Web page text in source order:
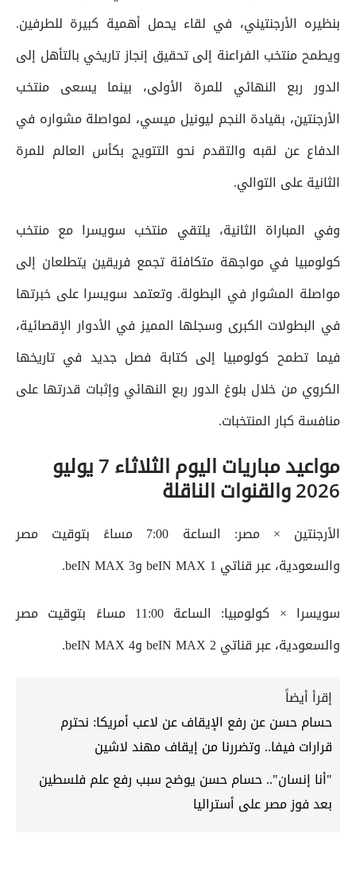
بنظيره الأرجنتيني، في لقاء يحمل أهمية كبيرة للطرفين.
ويطمح منتخب الفراعنة إلى تحقيق إنجاز تاريخي بالتأهل إلى
الدور ربع النهائي للمرة الأولى، بينما يسعى منتخب
الأرجنتين، بقيادة النجم ليونيل ميسي، لمواصلة مشواره في
الدفاع عن لقبه والتقدم نحو التتويج بكأس العالم للمرة
الثانية على التوالي.
وفي المباراة الثانية، يلتقي منتخب سويسرا مع منتخب
كولومبيا في مواجهة متكافئة تجمع فريقين يتطلعان إلى
مواصلة المشوار في البطولة. وتعتمد سويسرا على خبرتها
في البطولات الكبرى وسجلها المميز في الأدوار الإقصائية،
فيما تطمح كولومبيا إلى كتابة فصل جديد في تاريخها
الكروي من خلال بلوغ الدور ربع النهائي وإثبات قدرتها على
منافسة كبار المنتخبات.
مواعيد مباريات اليوم الثلاثاء 7 يوليو
2026 والقنوات الناقلة
الأرجنتين × مصر: الساعة 7:00 مساءً بتوقيت مصر
والسعودية، عبر قناتي beIN MAX 1 وbeIN MAX 3.
سويسرا × كولومبيا: الساعة 11:00 مساءً بتوقيت مصر
والسعودية، عبر قناتي beIN MAX 2 وbeIN MAX 4.
إقرأ أيضاً
حسام حسن عن رفع الإيقاف عن لاعب أمريكا: نحترم
قرارات فيفا.. وتضررنا من إيقاف مهند لاشين
"أنا إنسان".. حسام حسن يوضح سبب رفع علم فلسطين
بعد فوز مصر على أستراليا